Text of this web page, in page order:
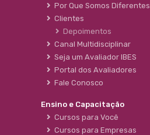
Por Que Somos Diferentes
Clientes
Depoimentos
Canal Multidisciplinar
Seja um Avaliador IBES
Portal dos Avaliadores
Fale Conosco
Ensino e Capacitação
Cursos para Você
Cursos para Empresas